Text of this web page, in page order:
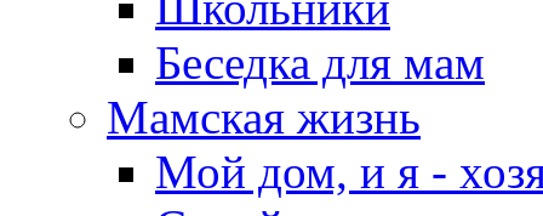
Беседка для мам
Мамская жизнь
Мой дом, и я -